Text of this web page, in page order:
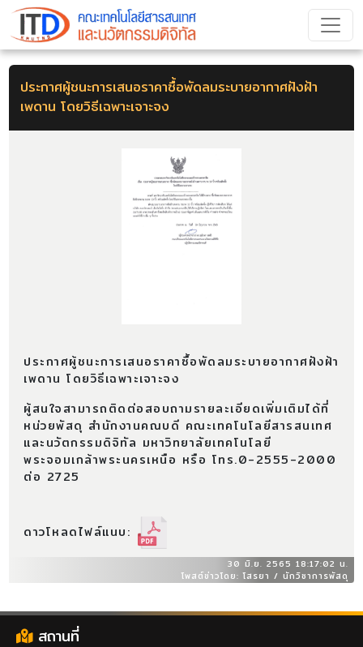
ประกาศผู้ชนะการเสนอราคาซื้อพัดลมระบายอากาศฝังฝ้า
เพดาน โดยวิธีเฉพาะเจาะจง
ประกาศผู้ชนะการเสนอราคาซื้อพัดลมระบายอากาศฝังฝ้า
เพดาน โดยวิธีเฉพาะเจาะจง
ผู้สนใจสามารถติดต่อสอบถามรายละเอียดเพิ่มเติมได้ที่
หน่วยพัสดุ สำนักงานคณบดี คณะเทคโนโลยีสารสนเทศ
และนวัตกรรมดิจิทัล มหาวิทยาลัยเทคโนโลยี
พระจอมเกล้าพระนครเหนือ หรือ โทร.0-2555-2000
ต่อ 2725
ดาวโหลดไฟล์แนบ:
30 มิ.ย. 2565 18:17:02 น.
โพสต์ข่าวโดย: โสรยา / นักวิชาการพัสดุ
สถานที่